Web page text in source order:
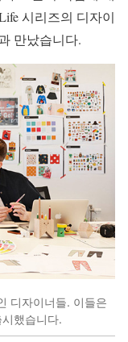
시리즈의 디자이
만났습니다.
디자이너들. 이들은
했습니다.